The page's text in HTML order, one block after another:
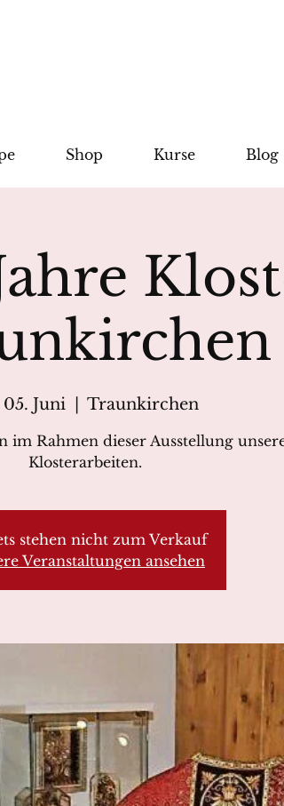
Shop Kurse Blog
Juni
  |
Traunkirchen
im Rahmen dieser Ausstellung
Klosterarbeiten.
stehen nicht zum Verkauf
Veranstaltungen ansehen